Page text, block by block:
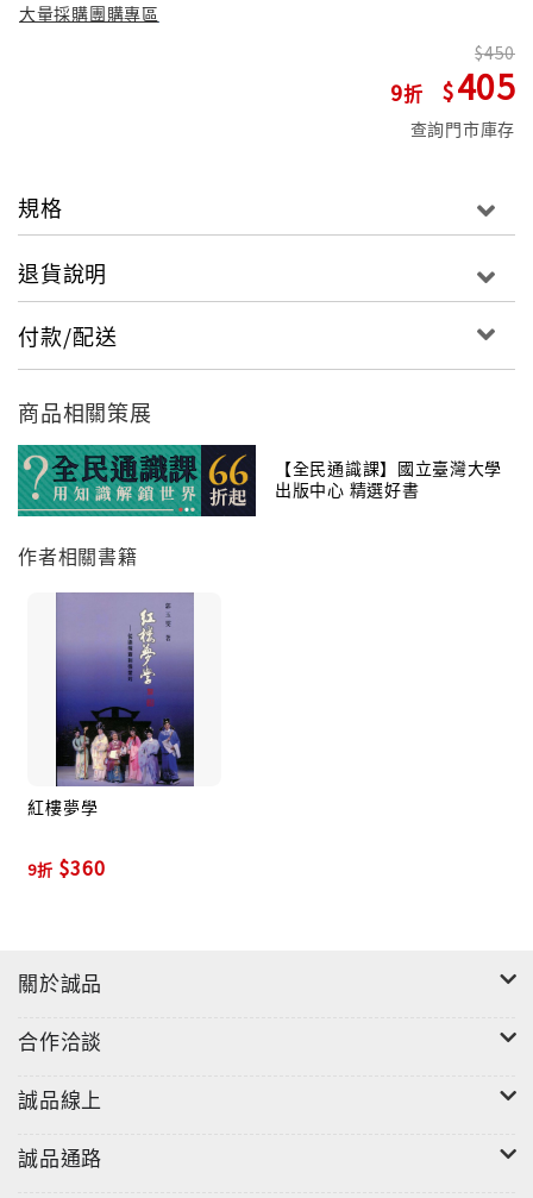
大量採購團購專區
9
450
405
查詢門市庫存
規格
退貨說明
付款/配送
商品相關策展
【全民通識課】國立臺灣大學
出版中心 精選好書
作者相關書籍
紅樓夢學
9折 $360
關於誠品
合作洽談
誠品線上
誠品通路